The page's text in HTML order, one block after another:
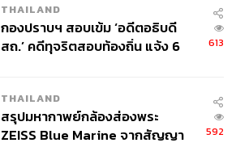
THAILAND
กองปราบฯ สอบเข้ม ‘อดีตอธิบดี
สถ.’ คดีทุจริตสอบท้องถิ่น แจ้ง 6
613
THAILAND
สรุปมหากาพย์กล้องส่องพระ
ZEISS Blue Marine จากสัญญา
592